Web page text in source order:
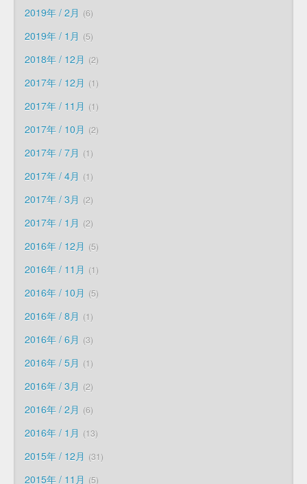
2019年 / 2月 6
2019年 / 1月 5
2018年 / 12月 2
2017年 / 12月 1
2017年 / 11月 1
2017年 / 10月 2
2017年 / 7月 1
2017年 / 4月 1
2017年 / 3月 2
2017年 / 1月 2
2016年 / 12月 5
2016年 / 11月 1
2016年 / 10月 5
2016年 / 8月 1
2016年 / 6月 3
2016年 / 5月 1
2016年 / 3月 2
2016年 / 2月 6
2016年 / 1月 13
2015年 / 12月 31
2015年 / 11月 5